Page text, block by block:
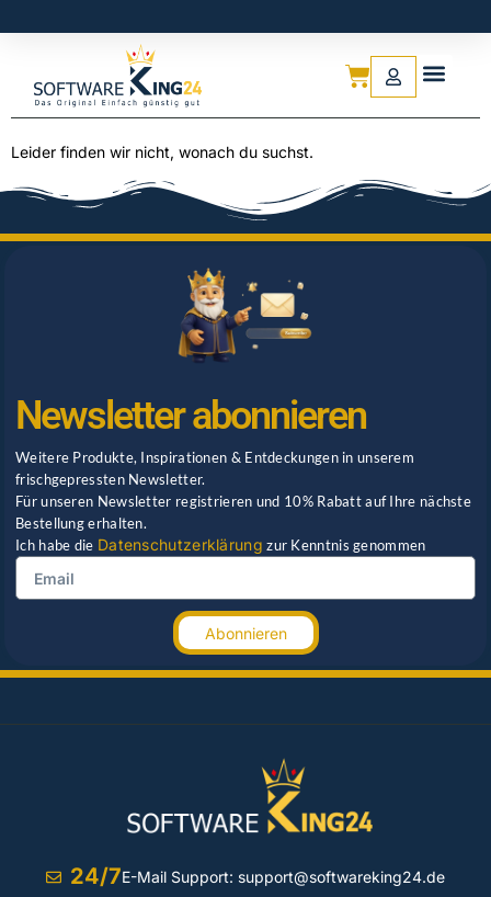
Leider finden wir nicht, wonach du suchst.
Newsletter abonnieren
Weitere Produkte, Inspirationen & Entdeckungen in unserem
frischgepressten Newsletter.
Für unseren Newsletter registrieren und 10% Rabatt auf Ihre nächste
Bestellung erhalten.
Ich habe die Datenschutzerklärung zur Kenntnis genommen
Abonnieren
24/7E-Mail Support: support@softwareking24.de